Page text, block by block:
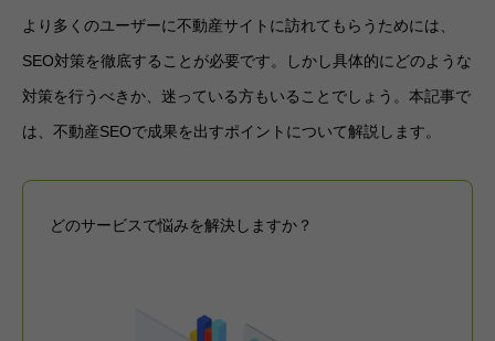
より多くのユーザーに不動産サイトに訪れてもらうためには、
SEO対策を徹底することが必要です。しかし具体的にどのような
対策を行うべきか、迷っている方もいることでしょう。本記事で
は、不動産SEOで成果を出すポイントについて解説します。
どのサービスで悩みを解決しますか？